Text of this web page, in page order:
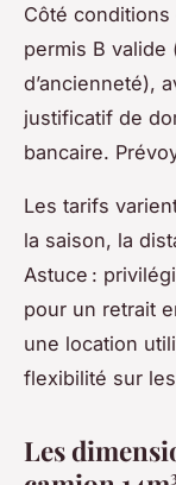
Côté
permis B valide
d’ancienneté),
justificatif de
bancaire.
Les tarifs
la saison, la
Astuce :
pour un retrait
une location
flexibilité sur
Les